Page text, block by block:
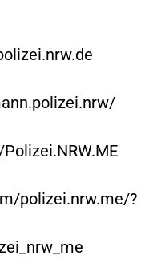
polizei.nrw.me/?